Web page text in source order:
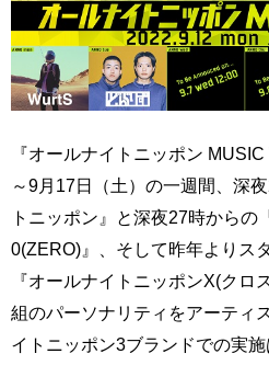
『オールナイトニッポン
～9月17日（土）の一週間、深
トニッポン』と深夜27時からの
0(ZERO)』、そして昨年よりス
『オールナイトニッポンX(クロ
組のパーソナリティをアーティ
イトニッポン3ブランドでの実